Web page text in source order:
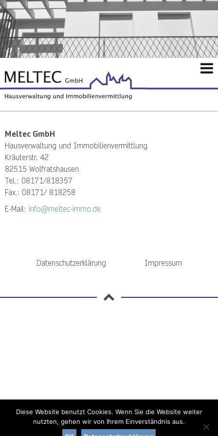
Skip
to
content
Meltec GmbH
Hausverwaltung und Immobilienvermittlung
Kräuterstr. 42
82515 Wolfratshausen
Tel.: 08171/818357
Fax.: 08171/ 818258
E-Mail: info@meltec-immo.de
Datenschutzerklärung Impressum
Diese Website benutzt Cookies. Wenn Sie die Website weiter
nutzten, gehen wir von Ihrem Einverständnis aus.